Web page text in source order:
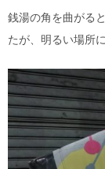
銭湯の角を曲がる
たが、明るい場所